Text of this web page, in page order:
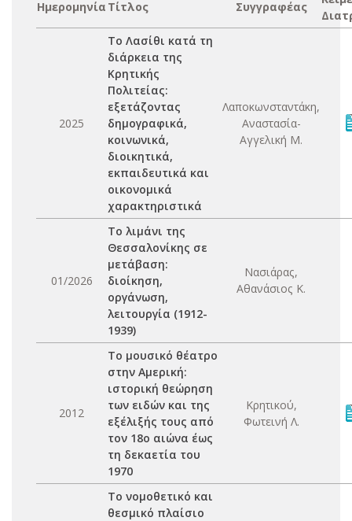
Ημερομηνία Τίτλος Συγγραφέας
2025
Το Λασίθι κατά τη
διάρκεια της
Κρητικής
Πολιτείας:
εξετάζοντας
δημογραφικά,
κοινωνικά,
διοικητικά,
εκπαιδευτικά και
οικονομικά
χαρακτηριστικά
Λαποκωνσταντάκη,
Αναστασία-
Αγγελική Μ.
01/2026
Το λιμάνι της
Θεσσαλονίκης σε
μετάβαση:
διοίκηση,
οργάνωση,
λειτουργία (1912-
1939)
Νασιάρας,
Αθανάσιος Κ.
2012
Το μουσικό θέατρο
στην Αμερική:
ιστορική θεώρηση
των ειδών και της
εξέλιξής τους από
τον 18ο αιώνα έως
τη δεκαετία του
1970
Κρητικού,
Φωτεινή Λ.
Το νομοθετικό και
θεσμικό πλαίσιο